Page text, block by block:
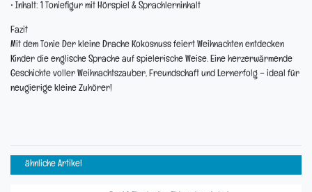
• Inhalt: 1 Toniefigur mit Hörspiel & Sprachlerninhalt
Fazit
Mit dem Tonie Der kleine Drache Kokosnuss feiert Weihnachten entdecken
Kinder die englische Sprache auf spielerische Weise. Eine herzerwärmende
Geschichte voller Weihnachtszauber, Freundschaft und Lernerfolg – ideal für
neugierige kleine Zuhörer!
ähnliche Artikel